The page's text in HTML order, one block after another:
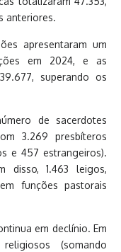
anteriores.
apresentaram um
em 2024, e as
superando os
de sacerdotes
3.269 presbíteros
e 457 estrangeiros).
disso, 1.463 leigos,
funções pastorais
em declínio. Em
(somando